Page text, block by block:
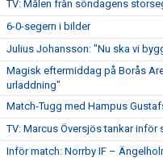
TV: Målen från söndagens
6-0-segern i bilder
Julius Johansson: "Nu ska vi
Magisk eftermiddag på Borås
urladdning"
Match-Tugg med Hampus
TV: Marcus Översjös tankar inför
Inför match: Norrby IF –